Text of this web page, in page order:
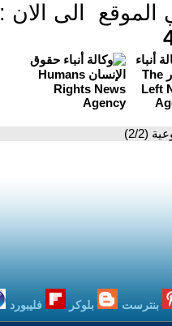
الى الان :
(2/2)
بنترست بلوكر فليبورد